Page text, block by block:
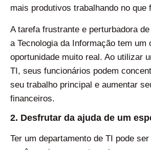
mais produtivos trabalhando no que
A tarefa frustrante e perturbadora
a Tecnologia da Informação tem um
oportunidade muito real. Ao utilizar
TI, seus funcionários podem
seu trabalho principal e aumentar
financeiros.
2. Desfrutar da ajuda de um
Ter um departamento de TI pode